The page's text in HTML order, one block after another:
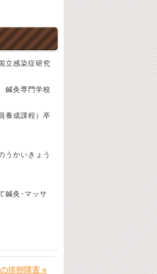
立感染症研究
鍼灸専門学校
養成課程）卒
うかいきょう
鍼灸･マッサ
排卵障害 »